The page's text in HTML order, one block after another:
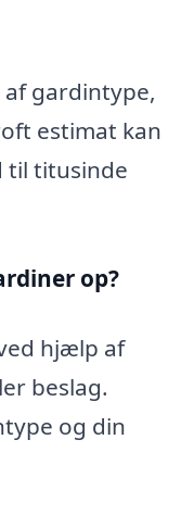
gardintype,
estimat kan
til titusinde
op?
hjælp af
beslag.
og din